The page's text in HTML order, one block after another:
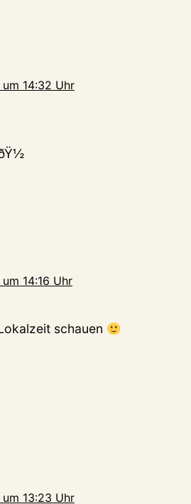
14:32 Uhr
14:16 Uhr
schauen
13:23 Uhr